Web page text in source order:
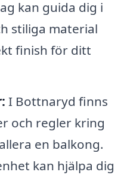
kan guida dig i
stiliga material
finish för ditt
I Bottnaryd finns
och regler kring
en balkong.
kan hjälpa dig